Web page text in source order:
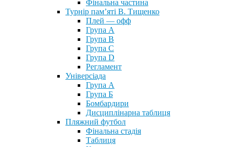
Фінальна частина
Турнір пам’яті В. Тищенко
Плей — офф
Група А
Група B
Група С
Група D
Регламент
Універсіада
Група А
Група Б
Бомбардири
Дисциплінарна таблиця
Пляжний футбол
Фінальна стадія
Таблиця